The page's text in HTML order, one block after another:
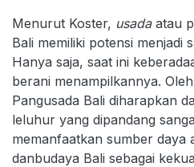
Menurut Koster, usadaatau
Bali memiliki potensi menjadi
Hanya saja, saat ini
berani menampilkannya.
Pangusada Bali diharapkan
leluhur yang dipandang
memanfaatkan sumber daya
danbudaya Bali sebagai